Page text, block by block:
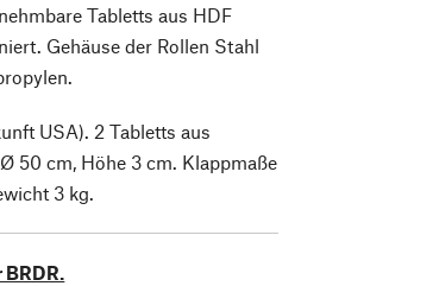
Tabletts aus HDF
Gehäuse der Rollen Stahl
USA). 2 Tabletts aus
50 cm, Höhe 3 cm. Klappmaße
3 kg.